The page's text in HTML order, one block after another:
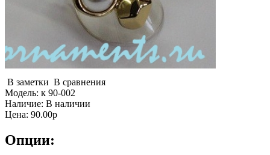
В заметки В сравнения
Модель: к 90-002
Наличие: В наличии
Цена: 90.00р
Опции: